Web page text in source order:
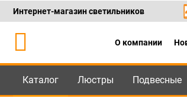
Каталог
Интернет-магазин светильников
О компании
Каталог Люстры Подвесные